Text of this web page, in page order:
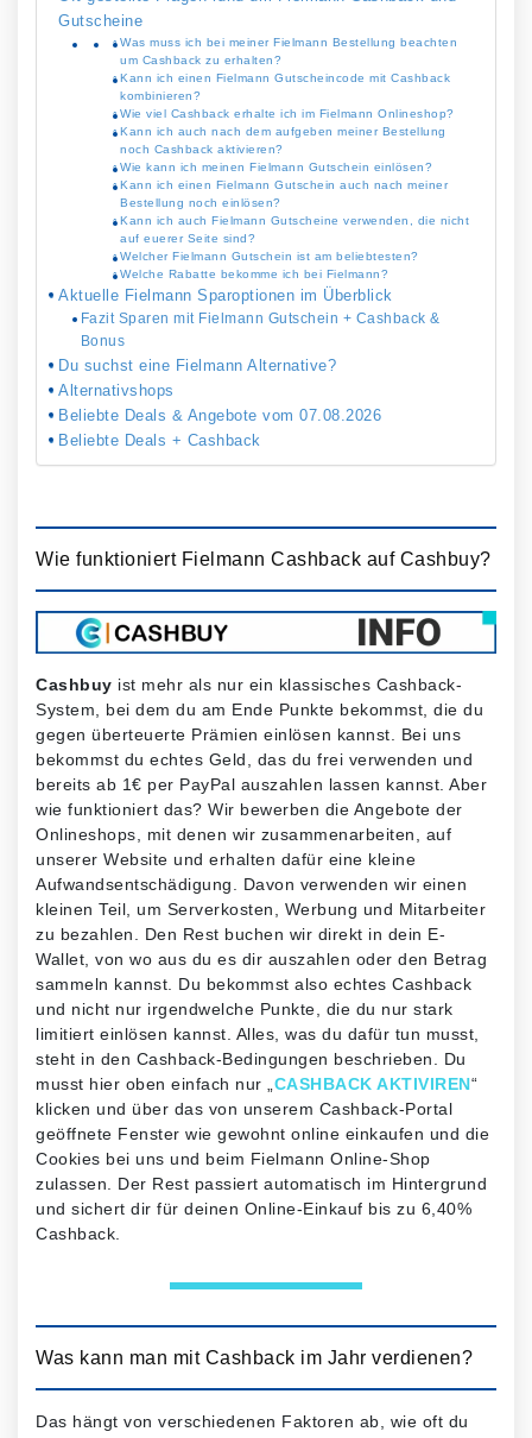
Gutscheine
Was muss ich bei meiner Fielmann Bestellung beachten
um Cashback zu erhalten?
Kann ich einen Fielmann Gutscheincode mit Cashback
kombinieren?
Wie viel Cashback erhalte ich im Fielmann Onlineshop?
Kann ich auch nach dem aufgeben meiner Bestellung
noch Cashback aktivieren?
Wie kann ich meinen Fielmann Gutschein einlösen?
Kann ich einen Fielmann Gutschein auch nach meiner
Bestellung noch einlösen?
Kann ich auch Fielmann Gutscheine verwenden, die nicht
auf euerer Seite sind?
Welcher Fielmann Gutschein ist am beliebtesten?
Welche Rabatte bekomme ich bei Fielmann?
Aktuelle Fielmann Sparoptionen im Überblick
Fazit Sparen mit Fielmann Gutschein + Cashback &
Bonus
Du suchst eine Fielmann Alternative?
Alternativshops
Beliebte Deals & Angebote vom 07.08.2026
Beliebte Deals + Cashback
Wie funktioniert Fielmann Cashback auf Cashbuy?
Cashbuy ist mehr als nur ein klassisches Cashback-
System, bei dem du am Ende Punkte bekommst, die du
gegen überteuerte Prämien einlösen kannst. Bei uns
bekommst du echtes Geld, das du frei verwenden und
bereits ab 1€ per PayPal auszahlen lassen kannst. Aber
wie funktioniert das? Wir bewerben die Angebote der
Onlineshops, mit denen wir zusammenarbeiten, auf
unserer Website und erhalten dafür eine kleine
Aufwandsentschädigung. Davon verwenden wir einen
kleinen Teil, um Serverkosten, Werbung und Mitarbeiter
zu bezahlen. Den Rest buchen wir direkt in dein E-
Wallet, von wo aus du es dir auszahlen oder den Betrag
sammeln kannst. Du bekommst also echtes Cashback
und nicht nur irgendwelche Punkte, die du nur stark
limitiert einlösen kannst. Alles, was du dafür tun musst,
steht in den Cashback-Bedingungen beschrieben. Du
musst hier oben einfach nur „ CASHBACK AKTIVIREN“
klicken und über das von unserem Cashback-Portal
geöffnete Fenster wie gewohnt online einkaufen und die
Cookies bei uns und beim Fielmann Online-Shop
zulassen. Der Rest passiert automatisch im Hintergrund
und sichert dir für deinen Online-Einkauf bis zu 6,40%
Cashback.
Was kann man mit Cashback im Jahr verdienen?
Das hängt von verschiedenen Faktoren ab, wie oft du